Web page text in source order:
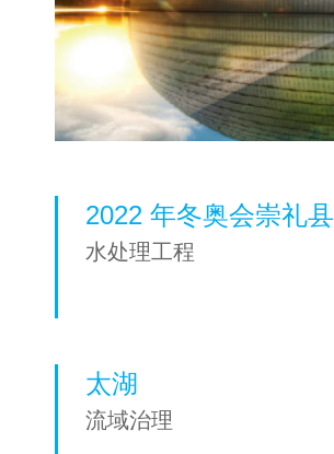
2022 年冬奥会崇礼县
水处理工程
太湖
流域治理